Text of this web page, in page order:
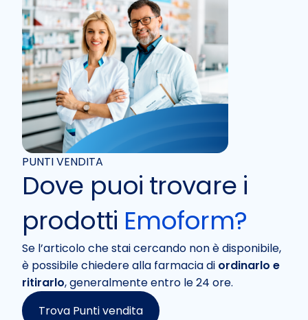
PUNTI VENDITA
Dove puoi trovare i
prodotti Emoform?
Se l’articolo che stai cercando non è disponibile,
è possibile chiedere alla farmacia di ordinarlo e
ritirarlo, generalmente entro le 24 ore.
Trova Punti vendita